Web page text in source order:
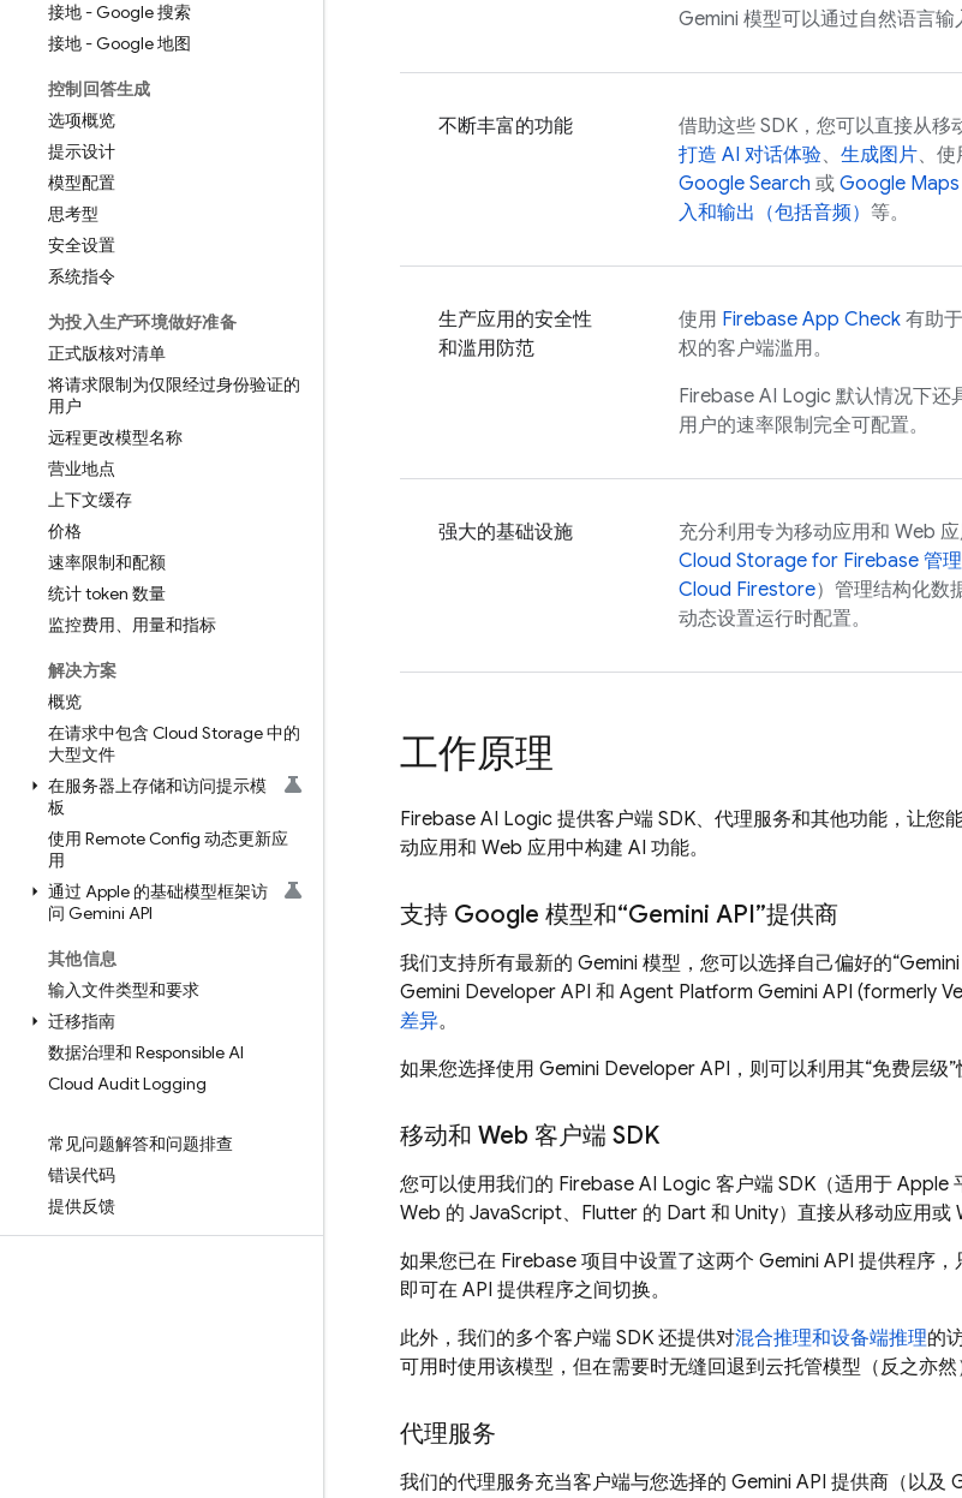
接地 - Google 搜索
接地 - Google 地图
控制回答生成
选项概览
提示设计
模型配置
思考型
安全设置
系统指令
为投入生产环境做好准备
正式版核对清单
将请求限制为仅限经过身份验证的
用户
远程更改模型名称
营业地点
上下文缓存
价格
速率限制和配额
统计 token 数量
监控费用、用量和指标
解决方案
概览
在请求中包含 Cloud Storage 中的
大型文件
在服务器上存储和访问提示模
板
使用 Remote Config 动态更新应
用
通过 Apple 的基础模型框架访
问 Gemini API
其他信息
输入文件类型和要求
迁移指南
数据治理和 Responsible AI
Cloud Audit Logging
常见问题解答和问题排查
错误代码
提供反馈
Gemini 模型可以通过自然语言输
不断丰富的功能 借助这些 SDK，您可以直接从移
打造 AI 对话体验、 生成图片、
Google Search 或 Google Maps
入和输出（包括音频） 等。
生产应用的安全性
和滥用防范
使用 Firebase App Check 有助
权的客户端滥用。
Firebase AI Logic 默认情况下还
用户的速率限制完全可配置。
强大的基础设施 充分利用专为移动应用和 Web
Cloud Storage for Firebase 管
Cloud Firestore）管理结构化数
动态设置运行时配置。
工作原理
Firebase AI Logic 提供客户端 SDK、代理服务和其他功能，让您
动应用和 Web 应用中构建 AI 功能。
支持 Google 模型和“Gemini API”提供商
我们支持所有最新的 Gemini 模型，您可以选择自己偏好的“
Gemini Developer API 和 Agent Platform Gemini API (formerly
差异。
如果您选择使用 Gemini Developer API ，则可以利用其“免费层级”
移动和 Web 客户端 SDK
您可以使用我们的 Firebase AI Logic 客户端 SDK（适用于 Apple
Web 的 JavaScript、Flutter 的 Dart 和 Unity）直接从移动应用或
如果您已在 Firebase 项目中设置了这两个 Gemini API 提供程序，
即可在 API 提供程序之间切换。
此外，我们的多个客户端 SDK 还提供对混合推理和设备端推理的
可用时使用该模型，但在需要时无缝回退到云托管模型（反之亦然
代理服务
我们的代理服务充当客户端与您选择的 Gemini API 提供商（以及